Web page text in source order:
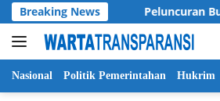
Langsung
ke
konten
Breaking News
Khofifah Peluncuran Buku
Nasional Politik Pemerintahan Hukrim